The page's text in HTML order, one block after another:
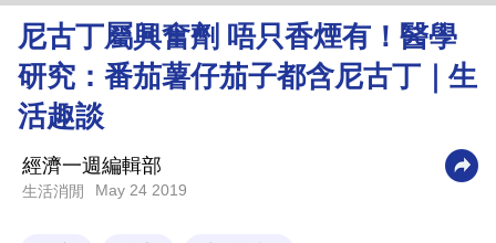
理
財
商
科
技
尼古丁屬興奮劑 唔只香煙有！醫學
研究：番茄薯仔茄子都含尼古丁｜生
活趣談
經濟一週編輯部
生活消閒 May 24 2019